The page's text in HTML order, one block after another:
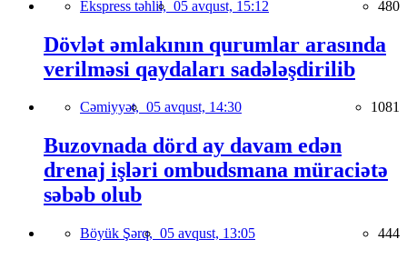
Ekspress təhlil, 05 avqust, 15:12 480
Dövlət əmlakının qurumlar arasında
verilməsi qaydaları sadələşdirilib
Cəmiyyət, 05 avqust, 14:30 1081
Buzovnada dörd ay davam edən
drenaj işləri ombudsmana müraciətə
səbəb olub
Böyük Şərq, 05 avqust, 13:05 444